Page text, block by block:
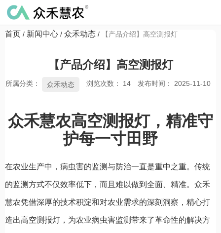
首页 / 新闻中心 / 众禾动态 / 【产品介绍】高空测报灯
【产品介绍】高空测报灯
所属分类： 众禾动态 浏览次数： 14 发布时间： 2025-11-10
众禾慧农高空测报灯，精准守
护每一寸田野
在农业生产中，病虫害的监测与防治一直是重中之重。传统
的监测方式不仅效率低下，而且难以做到全面、精准。众禾
慧农凭借深厚的技术积淀和对农业需求的深刻洞察，精心打
造出高空测报灯，为农业病虫害监测带来了革命性的解决方